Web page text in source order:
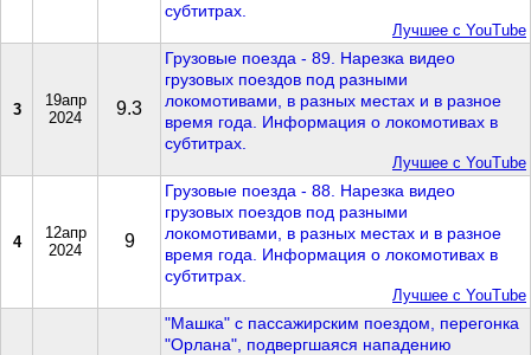
субтитрах.
Лучшее с YouTube
3
19апр
2024
9.3
Грузовые поезда - 89. Нарезка видео
грузовых поездов под разными
локомотивами, в разных местах и в разное
время года. Информация о локомотивах в
субтитрах.
Лучшее с YouTube
4
12апр
2024
9
Грузовые поезда - 88. Нарезка видео
грузовых поездов под разными
локомотивами, в разных местах и в разное
время года. Информация о локомотивах в
субтитрах.
Лучшее с YouTube
"Машка" с пассажирским поездом, перегонка
"Орлана", подвергшаяся нападению